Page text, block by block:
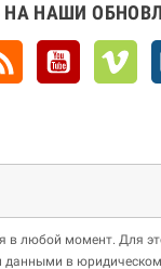
НАШИ
YouTube
в любой момент. Для
в